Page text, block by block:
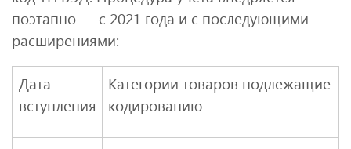
поэтапно — с 2021 года и с последующими
расширениями:
Дата
вступления
Категории товаров подлежащие
кодированию